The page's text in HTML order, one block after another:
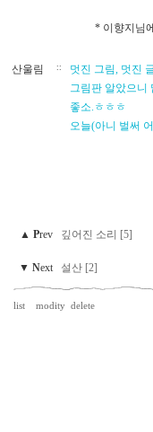
* 이향지님
산울림 ::
멋진 그림, 멋진
그림판 알았으니
좋소.ㅎㅎㅎ
오늘(아니 벌써
▲ Prev 깊어진 소리 [5]
▼ Next 설산 [2]
list modity delete